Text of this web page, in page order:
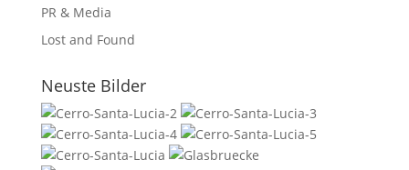
PR & Media
Lost and Found
Neuste Bilder